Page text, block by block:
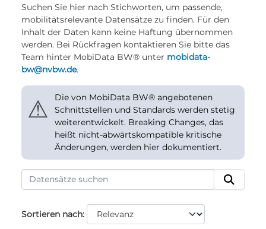
Suchen Sie hier nach Stichworten, um passende,
mobilitätsrelevante Datensätze zu finden. Für den
Inhalt der Daten kann keine Haftung übernommen
werden. Bei Rückfragen kontaktieren Sie bitte das
Team hinter MobiData BW® unter mobidata-
bw@nvbw.de.
⚠
Die von MobiData BW® angebotenen
Schnittstellen und Standards werden stetig
weiterentwickelt. Breaking Changes, das
heißt nicht-abwärtskompatible kritische
Änderungen, werden hier dokumentiert.
Sortieren nach